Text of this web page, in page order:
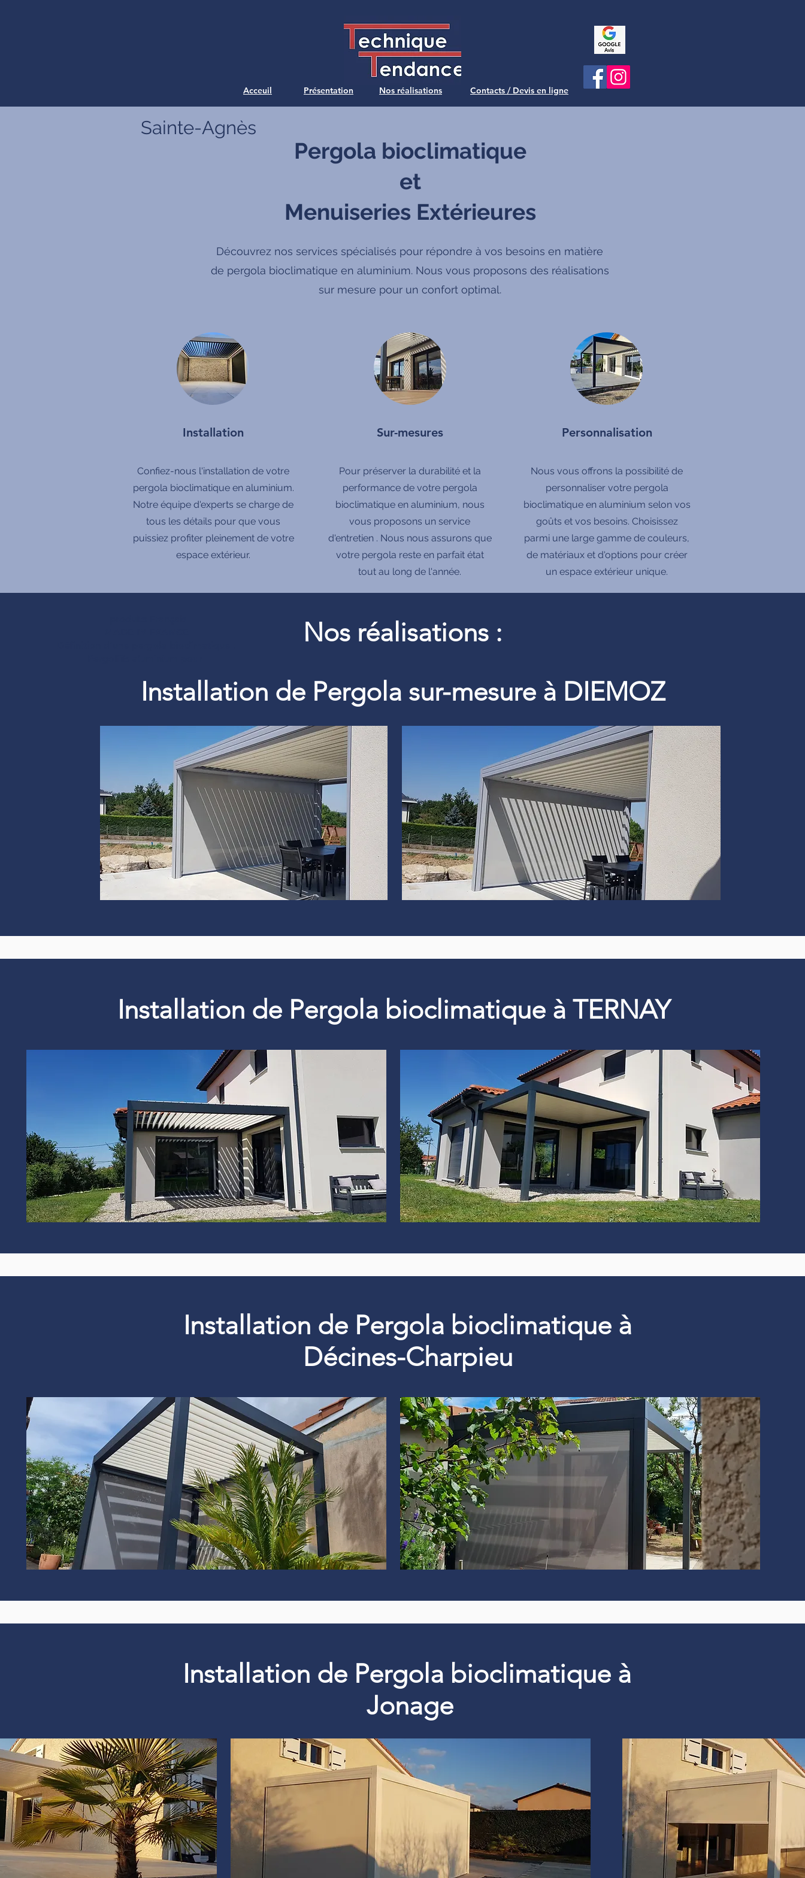
Acceuil Présentation Nos réalisations Contacts / Devis en ligne
Sainte-Agnès
Pergola bioclimatique
et
Menuiseries Extérieures
Découvrez nos services spécialisés pour répondre à vos besoins en matière
de pergola bioclimatique en aluminium. Nous vous proposons des réalisations
sur mesure pour un confort optimal.
Installation
Confiez-nous l'installation de votre
pergola bioclimatique en aluminium.
Notre équipe d'experts se charge de
tous les détails pour que vous
puissiez profiter pleinement de votre
espace extérieur.
Sur-mesures
Pour préserver la durabilité et la
performance de votre pergola
bioclimatique en aluminium, nous
vous proposons un service
d'entretien . Nous nous assurons que
votre pergola reste en parfait état
tout au long de l'année.
Personnalisation
Nous vous offrons la possibilité de
personnaliser votre pergola
bioclimatique en aluminium selon vos
goûts et vos besoins. Choisissez
parmi une large gamme de couleurs,
de matériaux et d'options pour créer
un espace extérieur unique.
Nos réalisations :
Installation de Pergola sur-mesure à DIEMOZ
Installation de Pergola bioclimatique à TERNAY
Installation de Pergola bioclimatique à
Décines-Charpieu
Installation de Pergola bioclimatique à
Jonage